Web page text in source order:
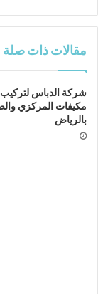
مقالات ذات صلة
شركة الدباس
مكيفات المركزي
بالرياض